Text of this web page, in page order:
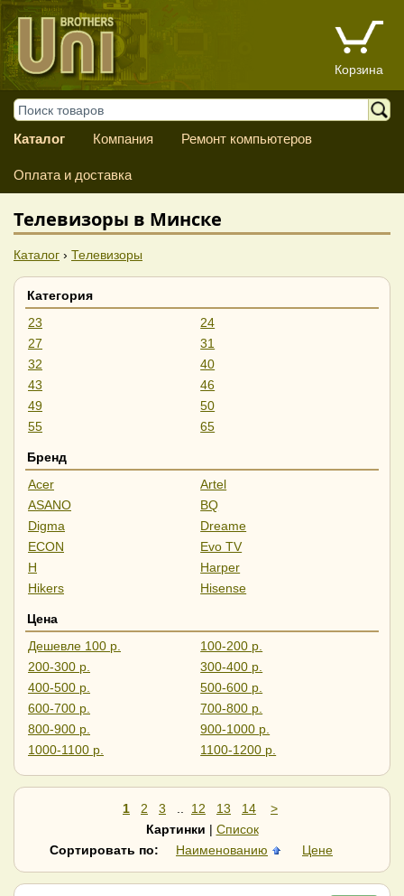
Корзина
Каталог Компания Ремонт компьютеров
Оплата и доставка
Телевизоры в Минске
Каталог › Телевизоры
Категория
23
24
27
31
32
40
43
46
49
50
55
65
77
85
86
Бренд
Acer
Artel
ASANO
BQ
Digma
Dreame
ECON
Evo TV
H
Harper
Hikers
Hisense
JVC
KIVI
Leff
LG
MSI
Olto
Polar
Polarline
Quantum
Roome
Samsung
Skyline
Skyworth
Supra
TopDevice
Vivaris
Цена
Дешевле 100 р.
100-200 р.
200-300 р.
300-400 р.
400-500 р.
500-600 р.
600-700 р.
700-800 р.
800-900 р.
900-1000 р.
1000-1100 р.
1100-1200 р.
1500-2000 р.
Дороже 2000 р.
1
2 3 12 13 14
>
Картинки | Список
Сортировать по:
Наименованию Цене